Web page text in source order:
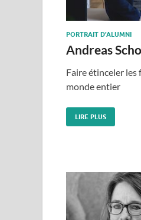
PORTRAIT D'ALUMNI
Andreas
Faire étinceler les
monde entier
LIRE PLUS